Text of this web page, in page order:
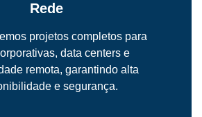
Rede
projetos completos para
data centers e
remota, garantindo alta
e segurança.